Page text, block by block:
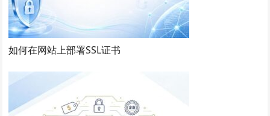
如何在网站上部署SSL证书